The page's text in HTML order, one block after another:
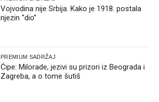
Vojvodina nije Srbija. Kako je 1918. postala
njezin “dio”
PREMIUM SADRŽAJ
Ćipe: Milorade, jezivi su prizori iz Beograda i
Zagreba, a o tome šutiš